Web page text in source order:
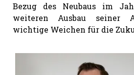
Bezug des Neubaus im
weiteren Ausbau seiner
wichtige Weichen für die